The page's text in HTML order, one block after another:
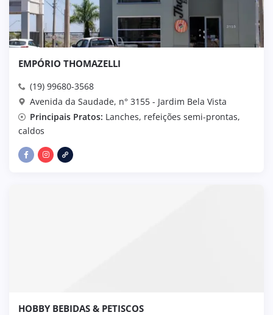
EMPÓRIO THOMAZELLI
(19) 99680-3568
Avenida da Saudade, n° 3155 - Jardim Bela Vista
Principais Pratos: Lanches, refeições semi-prontas,
caldos
HOBBY BEBIDAS & PETISCOS